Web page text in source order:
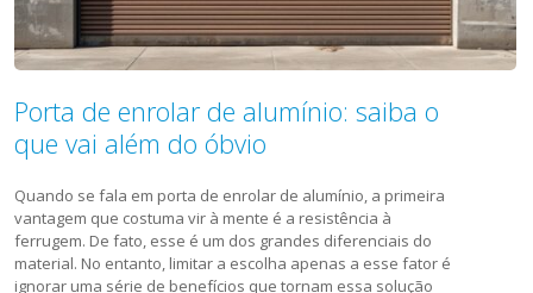
Porta de enrolar de alumínio: saiba o
que vai além do óbvio
Quando se fala em porta de enrolar de alumínio, a primeira
vantagem que costuma vir à mente é a resistência à
ferrugem. De fato, esse é um dos grandes diferenciais do
material. No entanto, limitar a escolha apenas a esse fator é
ignorar uma série de benefícios que tornam essa solução